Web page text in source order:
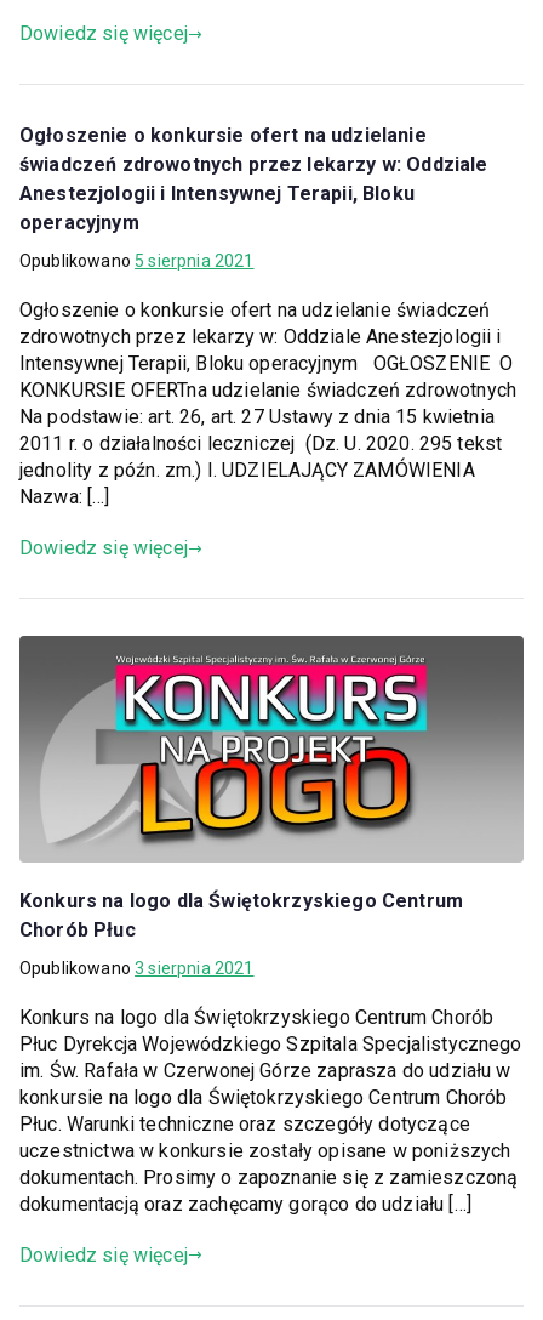
Dowiedz się więcej
Ogłoszenie o konkursie ofert na udzielanie
świadczeń zdrowotnych przez lekarzy w: Oddziale
Anestezjologii i Intensywnej Terapii, Bloku
operacyjnym
Opublikowano 5 sierpnia 2021
Ogłoszenie o konkursie ofert na udzielanie świadczeń
zdrowotnych przez lekarzy w: Oddziale Anestezjologii i
Intensywnej Terapii, Bloku operacyjnym OGŁOSZENIE O
KONKURSIE OFERTna udzielanie świadczeń zdrowotnych
Na podstawie: art. 26, art. 27 Ustawy z dnia 15 kwietnia
2011 r. o działalności leczniczej (Dz. U. 2020. 295 tekst
jednolity z późn. zm.) I. UDZIELAJĄCY ZAMÓWIENIA
Nazwa: […]
Dowiedz się więcej
Konkurs na logo dla Świętokrzyskiego Centrum
Chorób Płuc
Opublikowano3 sierpnia 2021
Konkurs na logo dla Świętokrzyskiego Centrum Chorób
Płuc Dyrekcja Wojewódzkiego Szpitala Specjalistycznego
im. Św. Rafała w Czerwonej Górze zaprasza do udziału w
konkursie na logo dla Świętokrzyskiego Centrum Chorób
Płuc. Warunki techniczne oraz szczegóły dotyczące
uczestnictwa w konkursie zostały opisane w poniższych
dokumentach. Prosimy o zapoznanie się z zamieszczoną
dokumentacją oraz zachęcamy gorąco do udziału […]
Dowiedz się więcej